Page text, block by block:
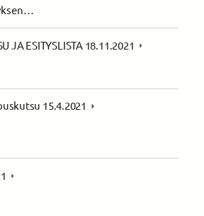
JA ESITYSLISTA 18.11.2021
15.4.2021